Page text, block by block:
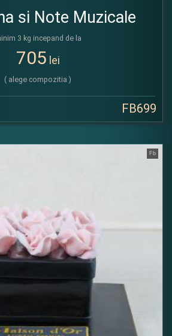
si Note Muzicale
3 kg incepand de la
705 lei
( alege compozitia )
FB699
Fb